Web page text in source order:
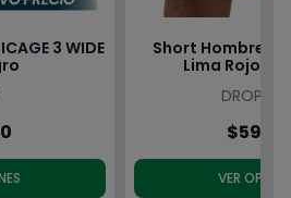
3 WIDE
Short Hombre
Lima Rojo
DROP
VER